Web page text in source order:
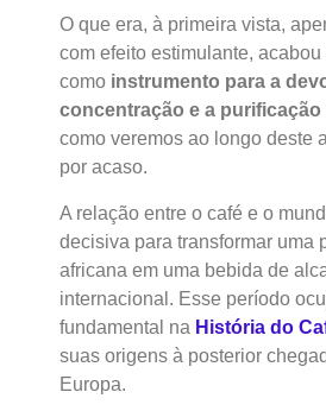
O que era, à primeira vista,
com efeito estimulante,
como instrumento para a
concentração e a purificação
como veremos ao longo deste
por acaso.
A relação entre o café e o
decisiva para transformar uma
africana em uma bebida de
internacional. Esse período
fundamental na História do
suas origens à posterior
Europa.